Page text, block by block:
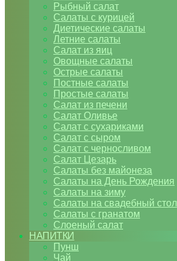
Рыбный салат
Салаты с курицей
Диетические салаты
Летние салаты
Салат из яиц
Овощные салаты
Острые салаты
Постные салаты
Простые салаты
Салат из печени
Салат Оливье
Салат с сухариками
Салат с сыром
Салат с черносливом
Салат Цезарь
Салаты без майонеза
Салаты на День Рождения
Салаты на зиму
Салаты на свадебный стол
Салаты с гранатом
Слоеный салат
НАПИТКИ
Пунш
Чай